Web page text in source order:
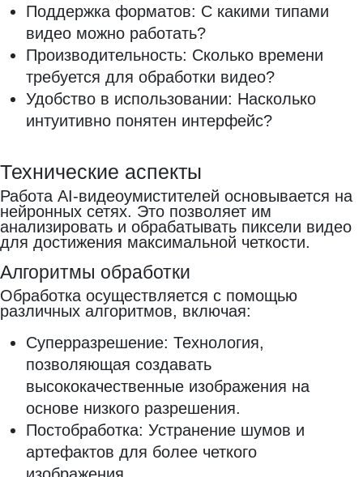
Поддержка форматов: С какими типами
видео можно работать?
Производительность: Сколько времени
требуется для обработки видео?
Удобство в использовании: Насколько
интуитивно понятен интерфейс?
Технические аспекты
Работа AI-видеоумистителей основывается на
нейронных сетях. Это позволяет им
анализировать и обрабатывать пиксели видео
для достижения максимальной четкости.
Алгоритмы обработки
Обработка осуществляется с помощью
различных алгоритмов, включая:
Суперразрешение: Технология,
позволяющая создавать
высококачественные изображения на
основе низкого разрешения.
Постобработка: Устранение шумов и
артефактов для более четкого